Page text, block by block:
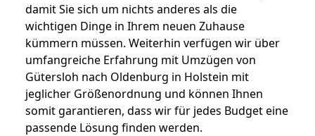
damit Sie sich um nichts anderes als die
wichtigen Dinge in Ihrem neuen Zuhause
kümmern müssen. Weiterhin verfügen wir über
umfangreiche Erfahrung mit Umzügen von
Gütersloh nach Oldenburg in Holstein mit
jeglicher Größenordnung und können Ihnen
somit garantieren, dass wir für jedes Budget eine
passende Lösung finden werden.